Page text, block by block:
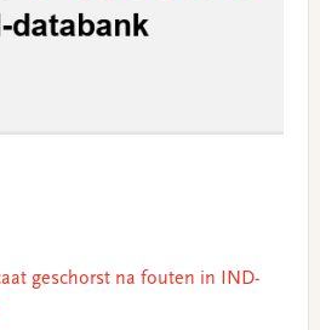
geschorst na fouten in IND-